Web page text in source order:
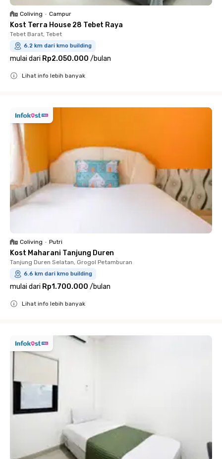
Coliving • Campur
Kost Terra House 28 Tebet Raya
Tebet Barat, Tebet
6.2 km dari kmo building
mulai dari Rp2.050.000 /bulan
Lihat info lebih banyak
Coliving • Putri
Kost Maharani Tanjung Duren
Tanjung Duren Selatan, Grogol Petamburan
6.6 km dari kmo building
mulai dari Rp1.700.000 /bulan
Lihat info lebih banyak